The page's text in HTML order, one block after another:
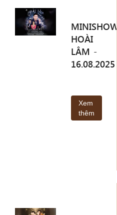
MINISHOW
HOÀI
LÂM -
16.08.2025
Xem
thêm